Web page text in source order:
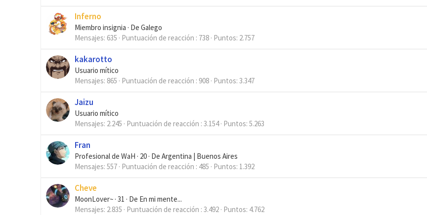
Inferno
Miembro insignia · De Galego
Mensajes 635 Puntuación de reacción 738 Puntos 2.757
kakarotto
Usuario mítico
Mensajes 865 Puntuación de reacción 908 Puntos 3.347
Jaizu
Usuario mítico
Mensajes 2.245 Puntuación de reacción 3.154 Puntos 5.263
Fran
Profesional de WaH · 20 · De Argentina | Buenos Aires
Mensajes 557 Puntuación de reacción 485 Puntos 1.392
Cheve
MoonLover~ · 31 · De En mi mente...
Mensajes 2.835 Puntuación de reacción 3.492 Puntos 4.762